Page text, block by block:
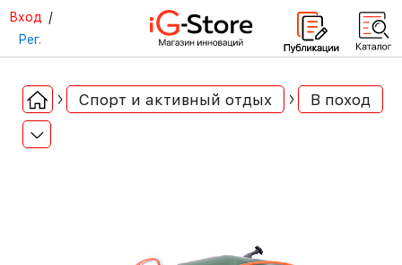
Вход /
Рег.
Спорт и активный отдых В поход